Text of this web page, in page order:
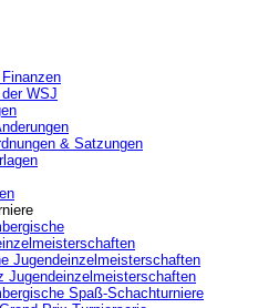
WSJ
& Satzungen
Jugendeinzelmeisterschaften
Jugendeinzelmeisterschaften
Spaß-Schachturniere